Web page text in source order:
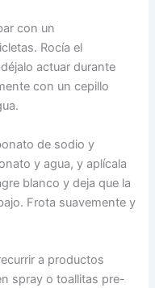
con un
Rocía el
actuar durante
con un cepillo
de sodio y
y agua, y aplícala
blanco y deja que la
Frota suavemente y
a productos
spray o toallitas pre-